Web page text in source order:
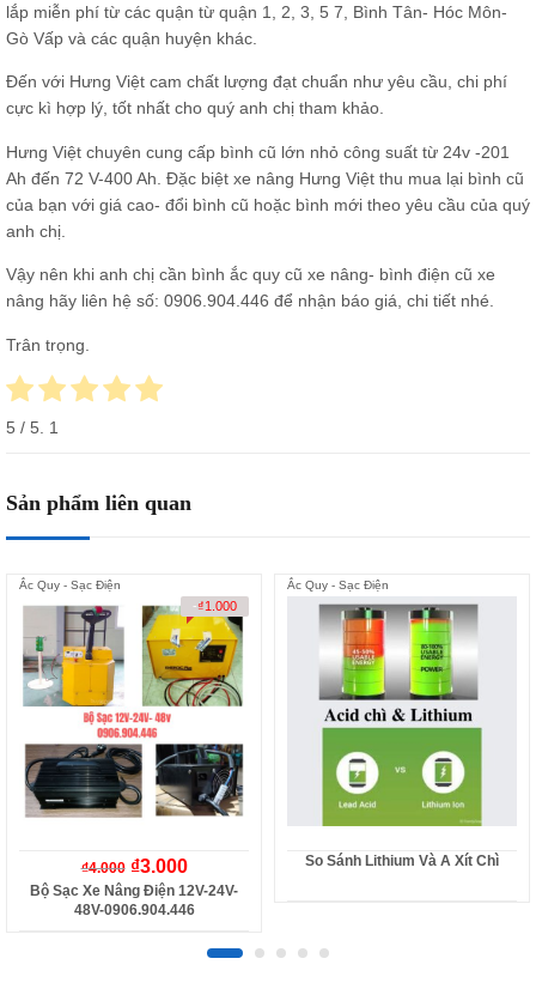
lắp miễn phí từ các quận từ quận 1, 2, 3, 5 7, Bình Tân- Hóc Môn-
Gò Vấp và các quận huyện khác.
Đến với Hưng Việt cam chất lượng đạt chuẩn như yêu cầu, chi phí
cực kì hợp lý, tốt nhất cho quý anh chị tham khảo.
Hưng Việt chuyên cung cấp bình cũ lớn nhỏ công suất từ 24v -201
Ah đến 72 V-400 Ah. Đặc biệt xe nâng Hưng Việt thu mua lại bình cũ
của bạn với giá cao- đổi bình cũ hoặc bình mới theo yêu cầu của quý
anh chị.
Vậy nên khi anh chị cần bình ắc quy cũ xe nâng- bình điện cũ xe
nâng hãy liên hệ số: 0906.904.446 để nhận báo giá, chi tiết nhé.
Trân trọng.
5 / 5. 1
Sản phẩm liên quan
Ắc Quy - Sạc Điện
-₫1.000
₫4.000 ₫3.000
Bộ Sạc Xe Nâng Điện 12V-24V-
48V-0906.904.446
Ắc Quy - Sạc Điện
So Sánh Lithium Và A Xít Chì